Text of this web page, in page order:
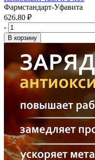
Фармстандарт-Уфавита
626.80 ₽
-
В корзину